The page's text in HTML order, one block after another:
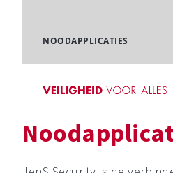
NOODAPPLICATIES